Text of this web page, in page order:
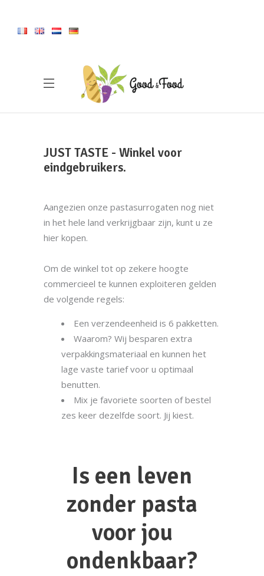
JUST TASTE - Winkel voor
eindgebruikers.
Aangezien onze pastasurrogaten nog niet
in het hele land verkrijgbaar zijn, kunt u ze
hier kopen.
Om de winkel tot op zekere hoogte
commercieel te kunnen exploiteren gelden
de volgende regels:
Een verzendeenheid is 6 pakketten.
Waarom? Wij besparen extra
verpakkingsmateriaal en kunnen het
lage vaste tarief voor u optimaal
benutten.
Mix je favoriete soorten of bestel
zes keer dezelfde soort. Jij kiest.
Is een leven
zonder pasta
voor jou
ondenkbaar?